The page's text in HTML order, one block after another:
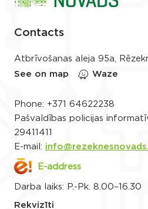
Contacts
Atbrīvošanas aleja 95a,
See on map
Waze
Phone: +371 64622238
Pašvaldības policijas
29411411
E-mail:
E-address
Darba laiks: P.-Pk. 8.00–16.30
Rekvizīti